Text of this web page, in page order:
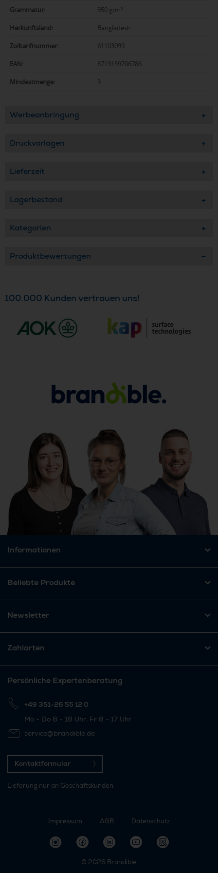
Grammatur: 350 g/m²
Herkunftsland: Bangladesh
Zolltarifnummer: 61103099
EAN: 8713159706786
Mindestmenge: 3
Werbeanbringung
Druckvorlagen
Lieferzeit
Lagerbestand
Kategorien
Produktbewertungen
100.000 Kunden vertrauen uns!
Informationen
Beliebte Produkte
Newsletter
Zahlarten
Persönliche Expertenberatung
+49 351-26 55 12 0
Mo - Do 8 - 18 Uhr, Fr 8 - 17 Uhr
service@brandible.de
Kontaktformular
Lieferung nur an Geschäftskunden
Impressum AGB Datenschutz
© 2026 Brandible